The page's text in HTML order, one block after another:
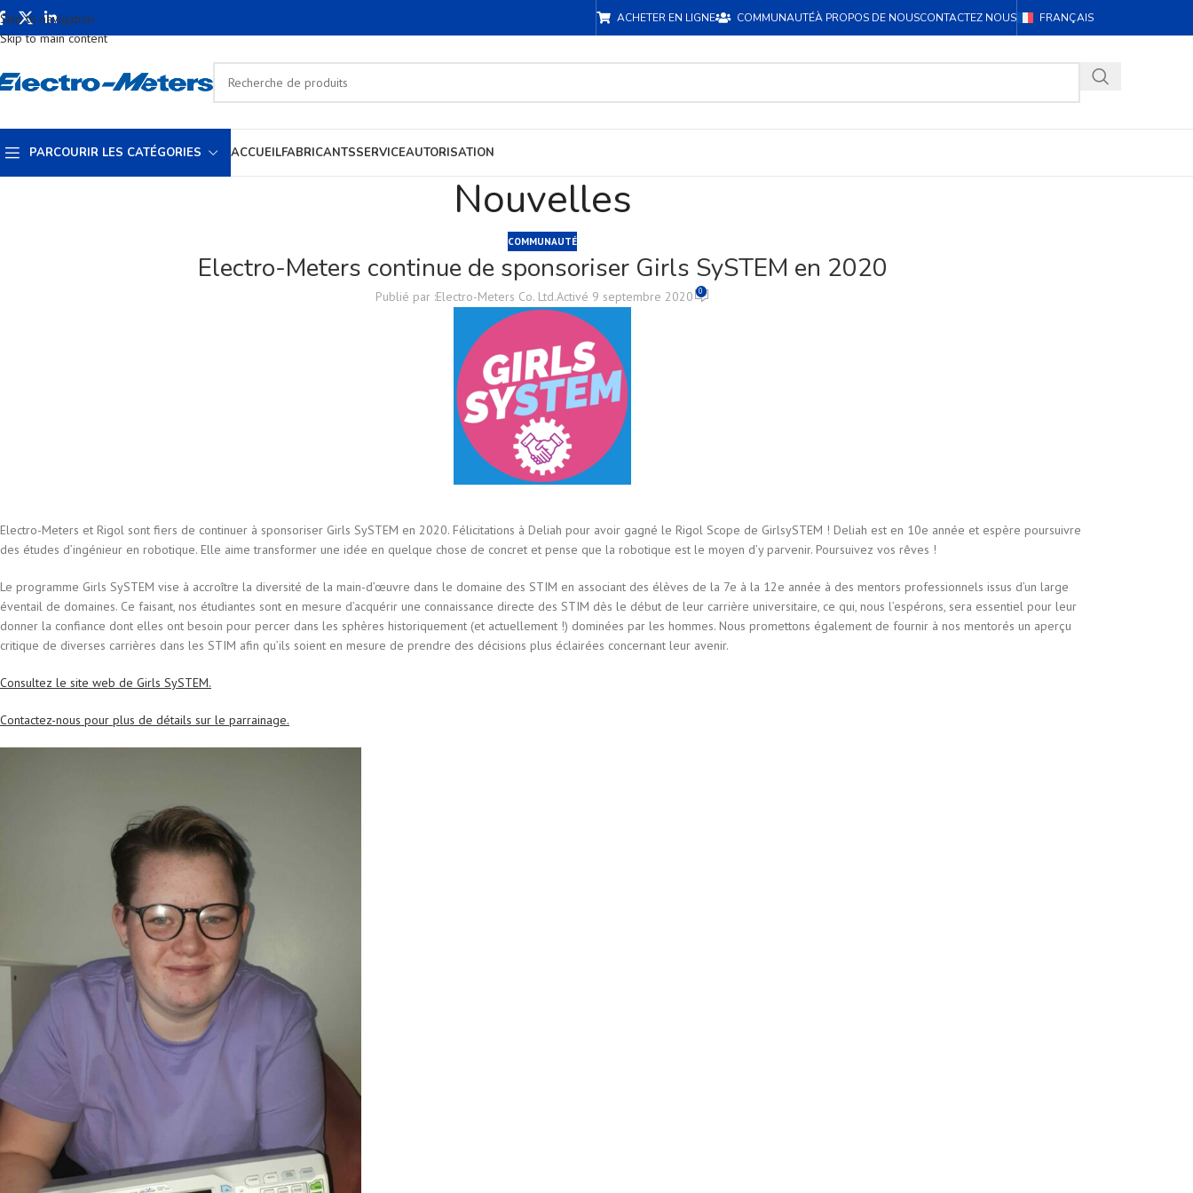
Skip to navigation
Skip to main content
ACHETER EN LIGNE COMMUNAUTÉÀ PROPOS DE NOUSCONTACTEZ NOUS FRANÇAIS
PARCOURIR LES CATÉGORIES ACCUEILFABRICANTSSERVICEAUTORISATION
Nouvelles
COMMUNAUTÉ
Electro-Meters continue de sponsoriser Girls SySTEM en 2020
Publié par :Electro-Meters Co. Ltd.Activé 9 septembre 2020 0
Electro-Meters et Rigol sont fiers de continuer à sponsoriser Girls SySTEM en 2020. Félicitations à Deliah pour avoir gagné le Rigol Scope de GirlsySTEM ! Deliah est en 10e année et espère poursuivre
des études d’ingénieur en robotique. Elle aime transformer une idée en quelque chose de concret et pense que la robotique est le moyen d’y parvenir. Poursuivez vos rêves !
Le programme Girls SySTEM vise à accroître la diversité de la main-d’œuvre dans le domaine des STIM en associant des élèves de la 7e à la 12e année à des mentors professionnels issus d’un large
éventail de domaines. Ce faisant, nos étudiantes sont en mesure d’acquérir une connaissance directe des STIM dès le début de leur carrière universitaire, ce qui, nous l’espérons, sera essentiel pour leur
donner la confiance dont elles ont besoin pour percer dans les sphères historiquement (et actuellement !) dominées par les hommes. Nous promettons également de fournir à nos mentorés un aperçu
critique de diverses carrières dans les STIM afin qu’ils soient en mesure de prendre des décisions plus éclairées concernant leur avenir.
Consultez le site web de Girls SySTEM.
Contactez-nous pour plus de détails sur le parrainage.